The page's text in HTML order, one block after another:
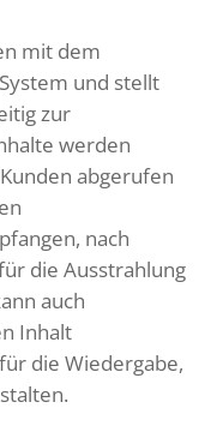
mit dem
und stellt
zur
werden
abgerufen
nach
die Ausstrahlung
auch
Inhalt
die Wiedergabe,